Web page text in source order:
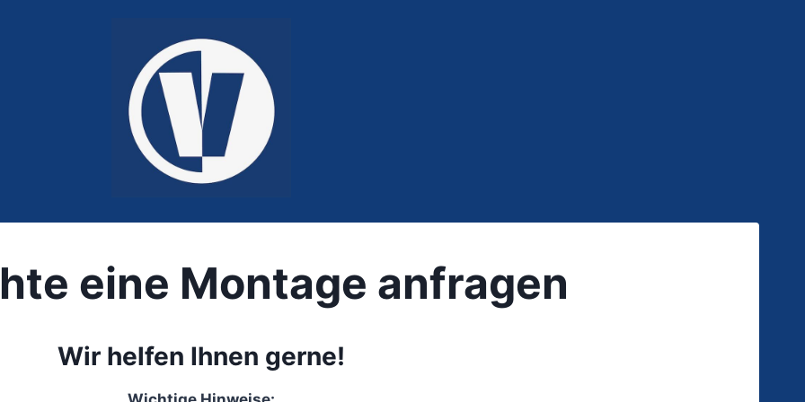
eine Montage anfragen
Wir helfen Ihnen gerne!